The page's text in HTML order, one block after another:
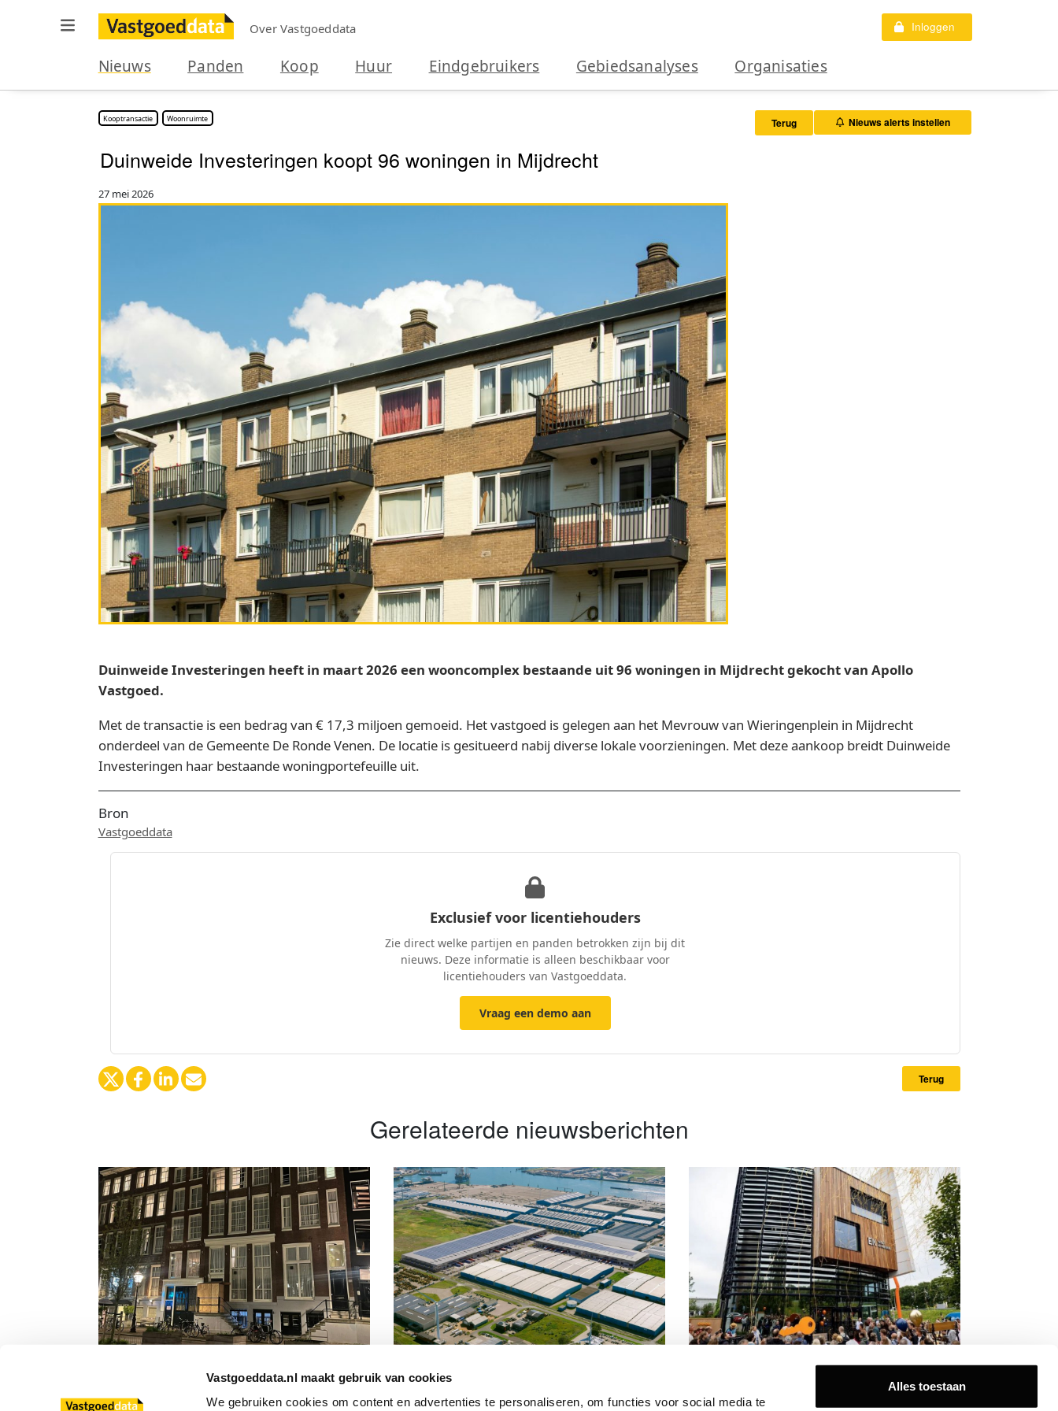
Vastgoeddata.nl maakt gebruik van cookies
We gebruiken cookies om content en advertenties te personaliseren, om functies voor social media te
Alles toestaan
Over Vastgoeddata Inloggen
Nieuws Panden Koop Huur Eindgebruikers Gebiedsanalyses Organisaties
Kooptransactie Woonruimte Terug Nieuws alerts instellen
Duinweide Investeringen koopt 96 woningen in Mijdrecht
27 mei 2026
Duinweide Investeringen heeft in maart 2026 een wooncomplex bestaande uit 96 woningen in Mijdrecht gekocht van Apollo
Vastgoed.
Met de transactie is een bedrag van € 17,3 miljoen gemoeid. Het vastgoed is gelegen aan het Mevrouw van Wieringenplein in Mijdrecht
onderdeel van de Gemeente De Ronde Venen. De locatie is gesitueerd nabij diverse lokale voorzieningen. Met deze aankoop breidt Duinweide
Investeringen haar bestaande woningportefeuille uit.
Bron
Vastgoeddata
Exclusief voor licentiehouders
Zie direct welke partijen en panden betrokken zijn bij dit
nieuws. Deze informatie is alleen beschikbaar voor
licentiehouders van Vastgoeddata.
Vraag een demo aan
Terug
Gerelateerde nieuwsberichten
Familiebedrijf B.K.A. Groep koopt Nova
Hotel Amsterdam
Is Vlissingen de nieuwe hotspot voor
lithium-opslag?
hoofdkantoor in Amersfoort